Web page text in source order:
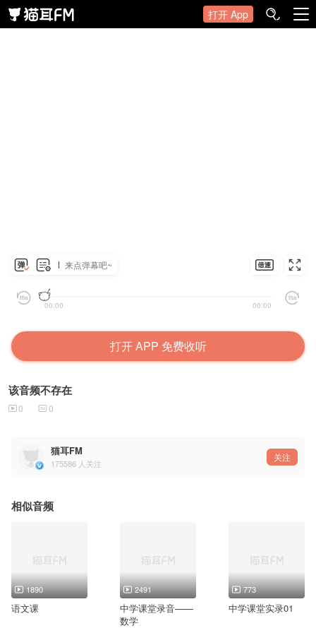
打开 App
来点弹幕吧~
00:00 00:00
打开 APP 免费收听
该音频不存在
0 0
猫耳FM
175586 人关注
关注
相似音频
1890
语文课
2491
中学课堂录音——
数学
773
中学课堂实录01